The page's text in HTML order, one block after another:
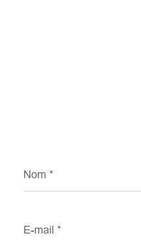
*
mail
*